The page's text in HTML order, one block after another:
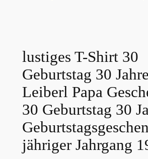
lustiges T-Shirt 30
Geburtstag 30
Leiberl Papa
30 Geburtstag 30
jähriger Jahrgang